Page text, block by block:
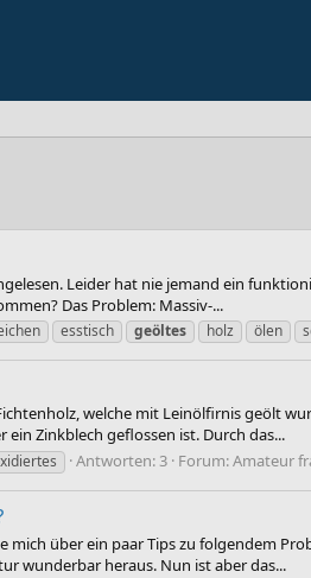
Leider hat nie jemand ein
Das Problem: Massiv-...
esstisch geöltes holz ölen
welche mit Leinölfirnis geölt
Zinkblech geflossen ist. Durch das...
Antworten: 3 Forum:Amateur
über ein paar Tips zu folgendem
wunderbar heraus. Nun ist aber das...